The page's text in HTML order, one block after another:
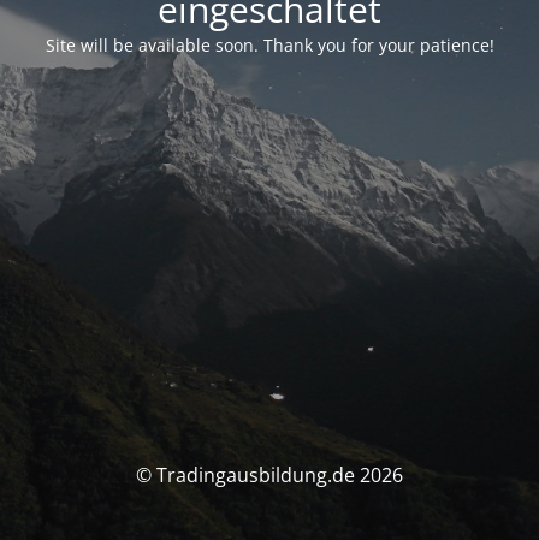
Site will be available soon. Thank you for your patience!
© Tradingausbildung.de 2026